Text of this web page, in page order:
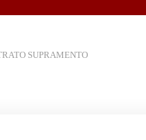
SUPRAMENTO